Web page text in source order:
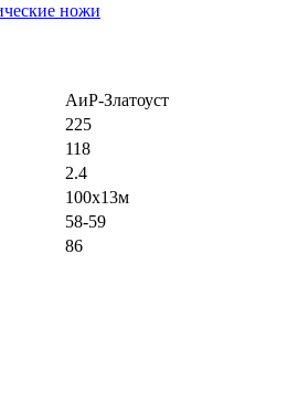
ножи
АиР-Златоуст
225
118
2.4
100х13м
58-59
86